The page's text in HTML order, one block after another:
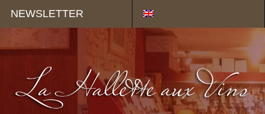
NEWSLETTER
Panneau de gestion des cookies